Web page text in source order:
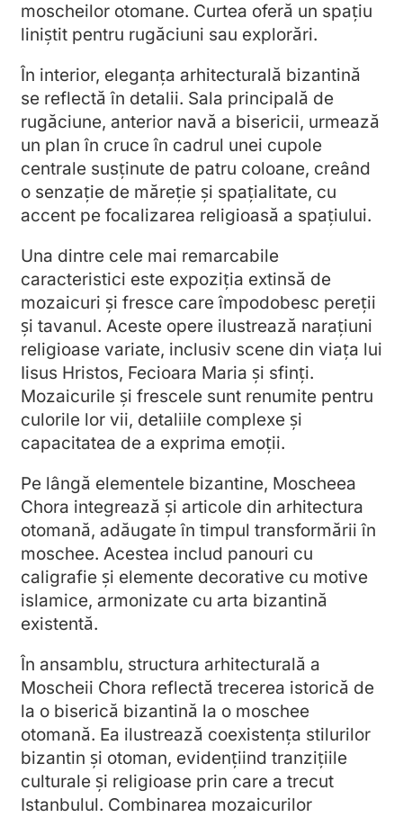
moscheilor otomane. Curtea oferă un spațiu
liniștit pentru rugăciuni sau explorări.
În interior, eleganța arhitecturală bizantină
se reflectă în detalii. Sala principală de
rugăciune, anterior navă a bisericii, urmează
un plan în cruce în cadrul unei cupole
centrale susținute de patru coloane, creând
o senzație de măreție și spațialitate, cu
accent pe focalizarea religioasă a spațiului.
Una dintre cele mai remarcabile
caracteristici este expoziția extinsă de
mozaicuri și fresce care împodobesc pereții
și tavanul. Aceste opere ilustrează narațiuni
religioase variate, inclusiv scene din viața lui
Iisus Hristos, Fecioara Maria și sfinți.
Mozaicurile și frescele sunt renumite pentru
culorile lor vii, detaliile complexe și
capacitatea de a exprima emoții.
Pe lângă elementele bizantine, Moscheea
Chora integrează și articole din arhitectura
otomană, adăugate în timpul transformării în
moschee. Acestea includ panouri cu
caligrafie și elemente decorative cu motive
islamice, armonizate cu arta bizantină
existentă.
În ansamblu, structura arhitecturală a
Moscheii Chora reflectă trecerea istorică de
la o biserică bizantină la o moschee
otomană. Ea ilustrează coexistența stilurilor
bizantin și otoman, evidențiind tranzițiile
culturale și religioase prin care a trecut
Istanbulul. Combinarea mozaicurilor